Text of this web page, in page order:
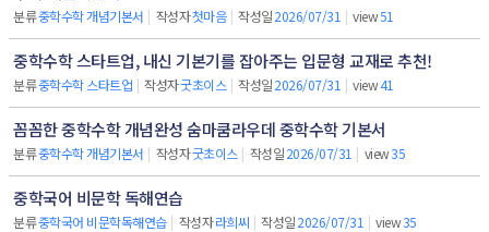
분류중학수학 개념기본서 | 작성자첫마음 | 작성일2026/07/31 | view51
중학수학 스타트업, 내신 기본기를 잡아주는 입문형 교재로 추천!
분류중학수학 스타트업 | 작성자굿초이스 | 작성일2026/07/31 | view41
꼼꼼한 중학수학 개념완성 숨마쿰라우데 중학수학 기본서
분류중학수학 개념기본서 | 작성자굿초이스 | 작성일2026/07/31 | view35
중학국어 비문학 독해연습
분류중학국어 비문학독해연습 | 작성자라희씨 | 작성일2026/07/31 | view35